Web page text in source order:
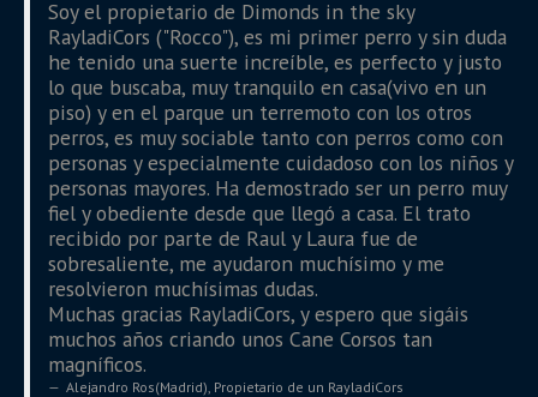
Soy el propietario de Dimonds in the sky
RayladiCors ("Rocco"), es mi primer perro y sin duda
he tenido una suerte increíble, es perfecto y justo
lo que buscaba, muy tranquilo en casa(vivo en un
piso) y en el parque un terremoto con los otros
perros, es muy sociable tanto con perros como con
personas y especialmente cuidadoso con los niños y
personas mayores. Ha demostrado ser un perro muy
fiel y obediente desde que llegó a casa. El trato
recibido por parte de Raul y Laura fue de
sobresaliente, me ayudaron muchísimo y me
resolvieron muchísimas dudas.
Muchas gracias RayladiCors, y espero que sigáis
muchos años criando unos Cane Corsos tan
magníficos.
Alejandro Ros(Madrid), Propietario de un RayladiCors